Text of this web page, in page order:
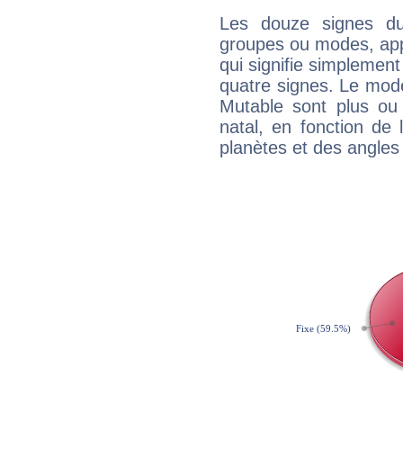
Les douze signes
groupes ou modes,
qui signifie
quatre signes. Le
Mutable sont plus
natal, en fonction de
planètes et des